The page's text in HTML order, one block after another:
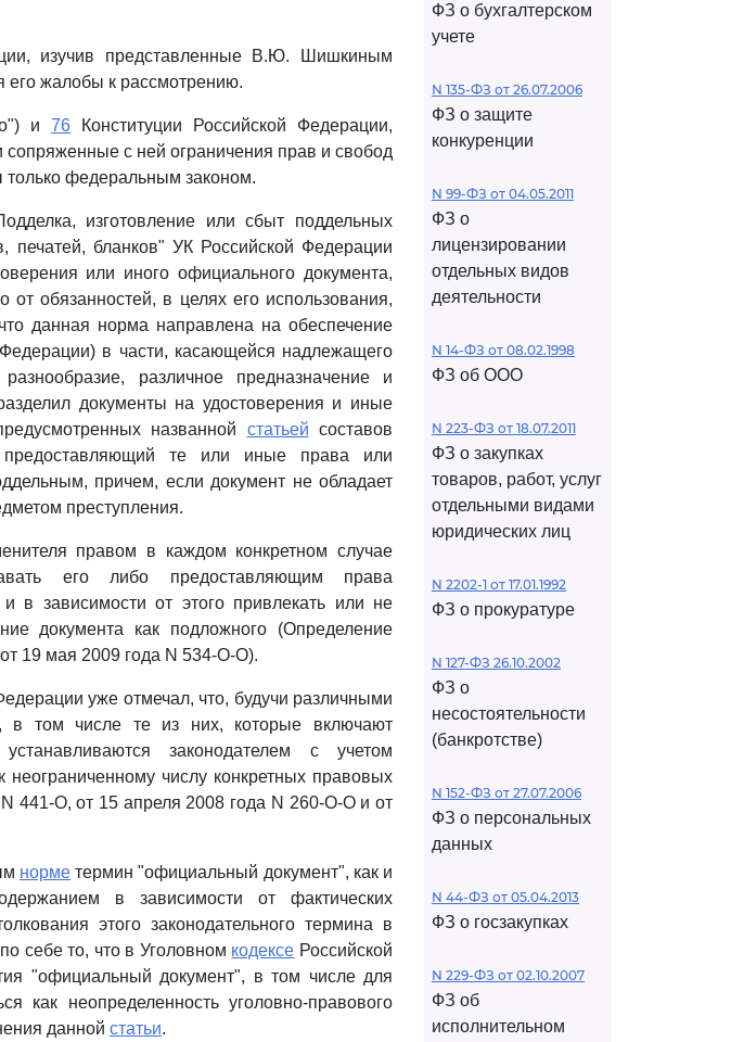
изучив представленные В.Ю. Шишкиным
его жалобы к рассмотрению.
и 76 Конституции Российской Федерации,
сопряженные с ней ограничения прав и свобод
только федеральным законом.
изготовление или сбыт поддельных
печатей, бланков" УК Российской Федерации
или иного официального документа,
обязанностей, в целях его использования,
данная норма направлена на обеспечение
в части, касающейся надлежащего
различное предназначение и
документы на удостоверения и иные
названной статьей составов
предоставляющий те или иные права или
причем, если документ не обладает
преступления.
правом в каждом конкретном случае
его либо предоставляющим права
в зависимости от этого привлекать или не
документа как подложного (Определение
19 мая 2009 года N 534-О-О).
уже отмечал, что, будучи различными
в том числе те из них, которые включают
законодателем с учетом
числу конкретных правовых
441-О, от 15 апреля 2008 года N 260-О-О и от
норме термин "официальный документ", как и
в зависимости от фактических
этого законодательного термина в
себе то, что в Уголовном кодексе Российской
"официальный документ", в том числе для
как неопределенность уголовно-правового
данной статьи.
ФЗ о бухгалтерском
учете
N 135-ФЗ от 26.07.2006
ФЗ о защите
конкуренции
N 99-ФЗ от 04.05.2011
ФЗ о
лицензировании
отдельных видов
деятельности
N 14-ФЗ от 08.02.1998
ФЗ об ООО
N 223-ФЗ от 18.07.2011
ФЗ о закупках
товаров, работ, услуг
отдельными видами
юридических лиц
N 2202-1 от 17.01.1992
ФЗ о прокуратуре
N 127-ФЗ 26.10.2002
ФЗ о
несостоятельности
(банкротстве)
N 152-ФЗ от 27.07.2006
ФЗ о персональных
данных
N 44-ФЗ от 05.04.2013
ФЗ о госзакупках
N 229-ФЗ от 02.10.2007
ФЗ об
исполнительном